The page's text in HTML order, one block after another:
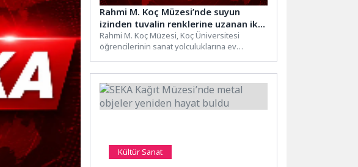
Rahmi M. Koç Müzesi’nde suyun
izinden tuvalin renklerine uzanan iki
özel sergi
Rahmi M. Koç Müzesi, Koç Üniversitesi
öğrencilerinin sanat yolculuklarına ev
Kültür Sanat